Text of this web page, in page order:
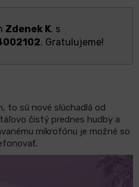
Zdenek K. s
. Gratulujeme!
to sú nové slúchadlá od
čistý prednes hudby a
mikrofónu je možné so